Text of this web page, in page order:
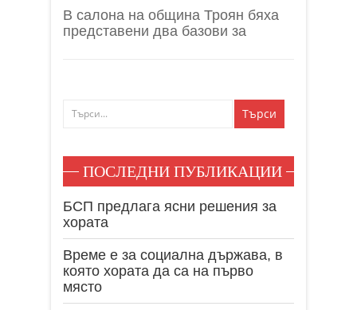
В салона на община Троян бяха
представени два базови за
ПОСЛЕДНИ ПУБЛИКАЦИИ
БСП предлага ясни решения за
хората
Време е за социална държава, в
която хората да са на първо
място